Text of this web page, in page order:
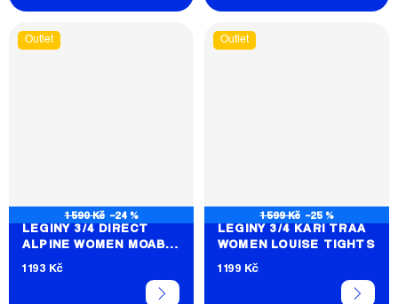
Outlet
1 590 Kč –24 %
LEGÍNY 3/4 DIRECT
ALPINE WOMEN MOAB
1 193 Kč
Outlet
1 599 Kč –25 %
LEGÍNY 3/4 KARI TRAA
WOMEN LOUISE TIGHTS
1 199 Kč